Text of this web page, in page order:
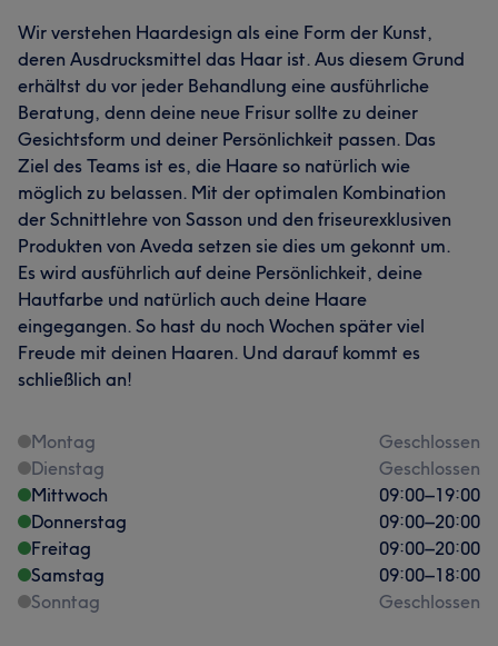
Wir verstehen Haardesign als eine Form der Kunst,
deren Ausdrucksmittel das Haar ist. Aus diesem Grund
erhältst du vor jeder Behandlung eine ausführliche
Beratung, denn deine neue Frisur sollte zu deiner
Gesichtsform und deiner Persönlichkeit passen. Das
Ziel des Teams ist es, die Haare so natürlich wie
möglich zu belassen. Mit der optimalen Kombination
der Schnittlehre von Sasson und den friseurexklusiven
Produkten von Aveda setzen sie dies um gekonnt um.
Es wird ausführlich auf deine Persönlichkeit, deine
Hautfarbe und natürlich auch deine Haare
eingegangen. So hast du noch Wochen später viel
Freude mit deinen Haaren. Und darauf kommt es
schließlich an!
Montag
Geschlossen
Dienstag
Geschlossen
Mittwoch
09:00–19:00
Donnerstag
09:00–20:00
Freitag
09:00–20:00
Samstag
09:00–18:00
Sonntag
Geschlossen